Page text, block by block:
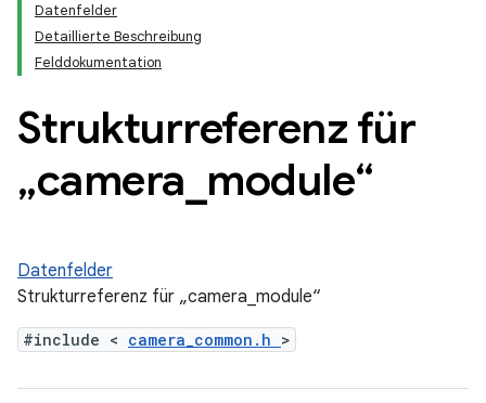
Datenfelder
Detaillierte Beschreibung
Felddokumentation
Strukturreferenz für
„camera module“
Datenfelder
Strukturreferenz für „camera_module“
#include < camera_common.h >